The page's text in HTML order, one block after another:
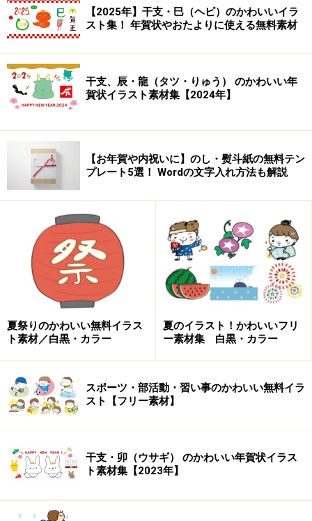
【2025年】干支・巳（ヘビ）のかわいいイラ
スト集！ 年賀状やおたよりに使える無料素材
干支、辰・龍（タツ・りゅう） のかわいい年
賀状イラスト素材集【2024年】
【お年賀や内祝いに】のし・熨斗紙の無料テン
プレート5選！ Wordの文字入れ方法も解説
夏祭りのかわいい無料イラス
ト素材／白黒・カラー
夏のイラスト！かわいいフリ
ー素材集 白黒・カラー
スポーツ・部活動・習い事のかわいい無料イラ
スト【フリー素材】
干支・卯（ウサギ） のかわいい年賀状イラス
ト素材集【2023年】